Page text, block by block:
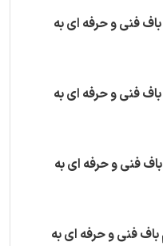
فنی و حرفه ای به
فنی و حرفه ای به
فنی و حرفه ای به
فنی و حرفه ای به